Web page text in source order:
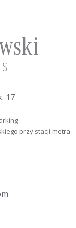
17
przy stacji metra